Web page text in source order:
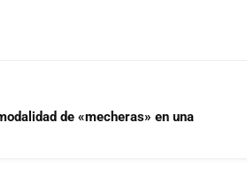
de «mecheras» en una